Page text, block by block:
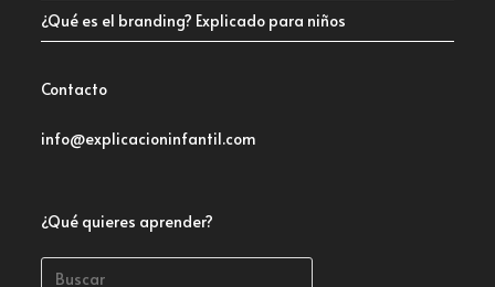
¿Qué es el branding? Explicado para niños
Contacto
info@explicacioninfantil.com
¿Qué quieres aprender?